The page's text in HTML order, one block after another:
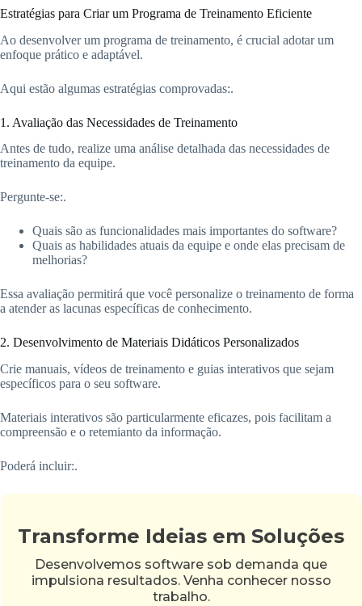
Estratégias para Criar um Programa de Treinamento Eficiente
Ao desenvolver um programa de treinamento, é crucial adotar um
enfoque prático e adaptável.
Aqui estão algumas estratégias comprovadas:.
1. Avaliação das Necessidades de Treinamento
Antes de tudo, realize uma análise detalhada das necessidades de
treinamento da equipe.
Pergunte-se:.
Quais são as funcionalidades mais importantes do software?
Quais as habilidades atuais da equipe e onde elas precisam de
melhorias?
Essa avaliação permitirá que você personalize o treinamento de forma
a atender as lacunas específicas de conhecimento.
2. Desenvolvimento de Materiais Didáticos Personalizados
Crie manuais, vídeos de treinamento e guias interativos que sejam
específicos para o seu software.
Materiais interativos são particularmente eficazes, pois facilitam a
compreensão e o retemianto da informação.
Poderá incluir:.
Transforme Ideias em Soluções
Desenvolvemos software sob demanda que
impulsiona resultados. Venha conhecer nosso
trabalho.